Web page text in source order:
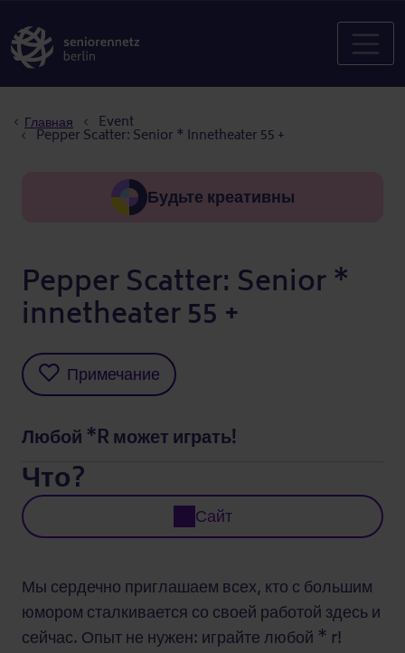
Главная Event
Pepper Scatter: Senior * Innetheater 55 +
Будьте креативны
Pepper Scatter: Senior *
innetheater 55 +
Примечание
Любой *R может играть!
Что?
Сайт
Мы сердечно приглашаем всех, кто с большим
юмором сталкивается со своей работой здесь и
сейчас. Опыт не нужен: играйте любой * r!